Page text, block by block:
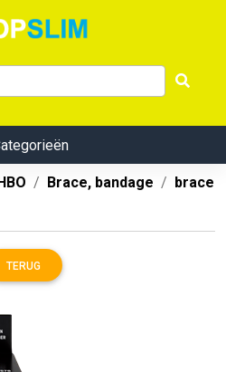
Brace, bandage
brace
TERUG